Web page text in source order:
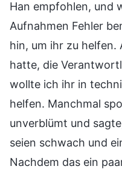
Han empfohlen, und
Aufnahmen Fehler
hin, um ihr zu helfen.
hatte, die
wollte ich ihr in
helfen. Manchmal
unverblümt und
seien schwach und
Nachdem das ein